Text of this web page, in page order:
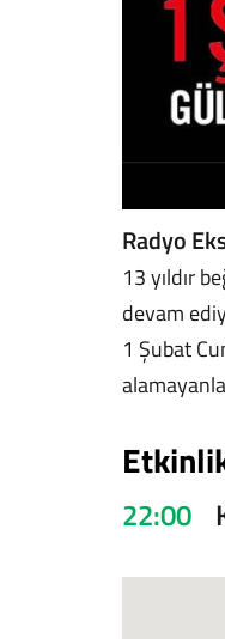
Radyo
13 yıldır
devam
1 Şubat
22:00